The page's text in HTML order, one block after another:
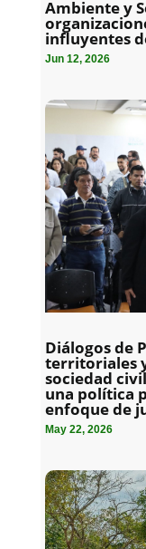
Ambiente y
influyentes
Jun 12, 2026
Diálogos de
territoriales
sociedad
una política
enfoque de
May 22, 2026